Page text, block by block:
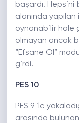
başardı. Hepsini
alanında
oynanabilir hale
olmayan ancak
“Efsane Ol”
girdi.
PES 10
PES 9 ile
arasında